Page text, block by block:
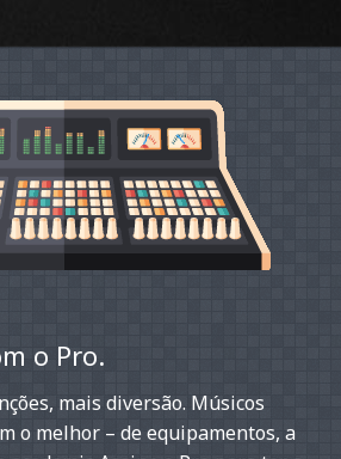
o Pro.
mais diversão. Músicos
o melhor – de equipamentos, a